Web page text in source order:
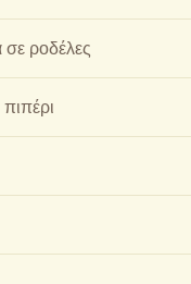
σε ροδέλες
πιπέρι